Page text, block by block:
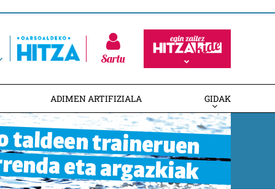
Sartu
ADIMEN ARTIFIZIALA GIDAK